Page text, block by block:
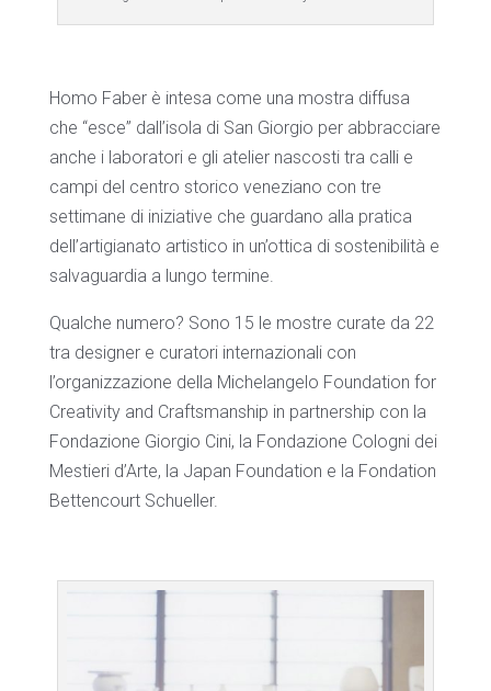
Homo Faber è intesa come una mostra diffusa
che “esce” dall’isola di San Giorgio per abbracciare
anche i laboratori e gli atelier nascosti tra calli e
campi del centro storico veneziano con tre
settimane di iniziative che guardano alla pratica
dell’artigianato artistico in un’ottica di sostenibilità e
salvaguardia a lungo termine.
Qualche numero? Sono 15 le mostre curate da 22
tra designer e curatori internazionali con
l’organizzazione della Michelangelo Foundation for
Creativity and Craftsmanship in partnership con la
Fondazione Giorgio Cini, la Fondazione Cologni dei
Mestieri d’Arte, la Japan Foundation e la Fondation
Bettencourt Schueller.